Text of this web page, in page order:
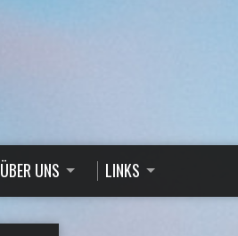
ÜBER UNS LINKS